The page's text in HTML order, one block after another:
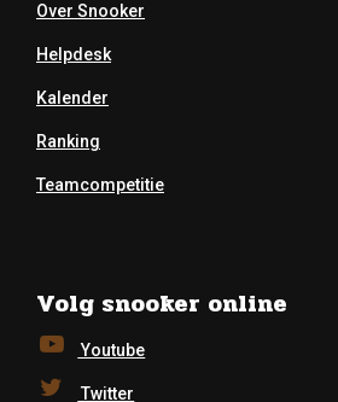
Over Snooker
Helpdesk
Kalender
Ranking
Teamcompetitie
Volg snooker online
Youtube
Twitter